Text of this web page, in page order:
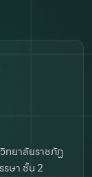
ทยาลัยราชภัฏ
รษา ชั้น 2